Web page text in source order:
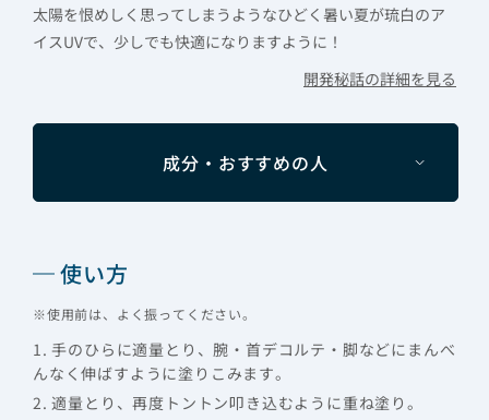
太陽を恨めしく思ってしまうようなひどく暑い夏が琉白のア
イスUVで、少しでも快適になりますように！
開発秘話の詳細を見る
成分・おすすめの人
使い方
※使用前は、よく振ってください。
1. 手のひらに適量とり、腕・首デコルテ・脚などにまんべ
んなく伸ばすように塗りこみます。
2. 適量とり、再度トントン叩き込むように重ね塗り。